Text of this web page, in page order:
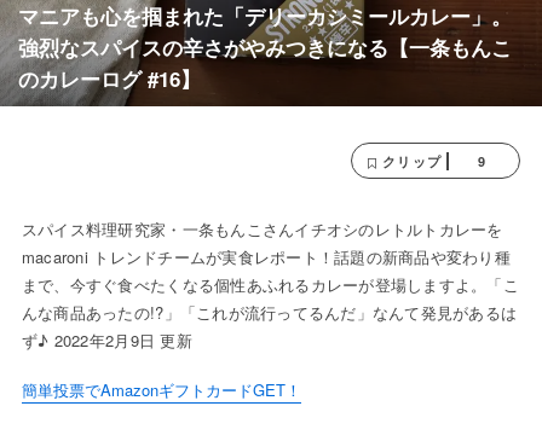
マニアも心を掴まれた「デリーカシミールカレー」。
強烈なスパイスの辛さがやみつきになる【一条もんこ
のカレーログ #16】
クリップ 9
スパイス料理研究家・一条もんこさんイチオシのレトルトカレーを
macaroni トレンドチームが実食レポート！話題の新商品や変わり種
まで、今すぐ食べたくなる個性あふれるカレーが登場しますよ。「こ
んな商品あったの!?」「これが流行ってるんだ」なんて発見があるは
ず♪ 2022年2月9日 更新
簡単投票でAmazonギフトカードGET！